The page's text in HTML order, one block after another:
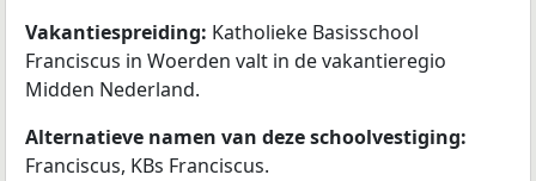
Vakantiespreiding: Katholieke Basisschool
Franciscus in Woerden valt in de vakantieregio
Midden Nederland.
Alternatieve namen van deze schoolvestiging:
Franciscus, KBs Franciscus.